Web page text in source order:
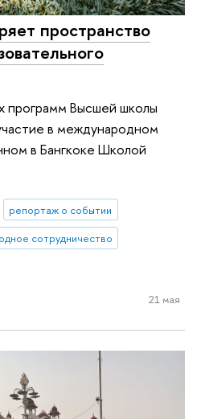
пространство
программ Высшей школы
в международном
в Бангкоке Школой
репортаж о событии
сотрудничество
21 мая